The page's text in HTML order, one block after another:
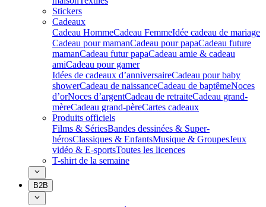
Stickers
Cadeaux
Cadeau HommeCadeau FemmeIdée cadeau de mariage​
Cadeau pour mamanCadeau pour papaCadeau future
mamanCadeau futur papaCadeau amie & cadeau
amiCadeau pour gamer
Idées de cadeaux d’anniversaireCadeau pour baby
showerCadeau de naissanceCadeau de baptêmeNoces
d’orNoces d’argentCadeau de retraiteCadeau grand-
mèreCadeau grand-pèreCartes cadeaux
Produits officiels
Films & SériesBandes dessinées & Super-
hérosClassiques & EnfantsMusique & GroupesJeux
vidéo & E-sportsToutes les licences
T-shirt de la semaine
B2B